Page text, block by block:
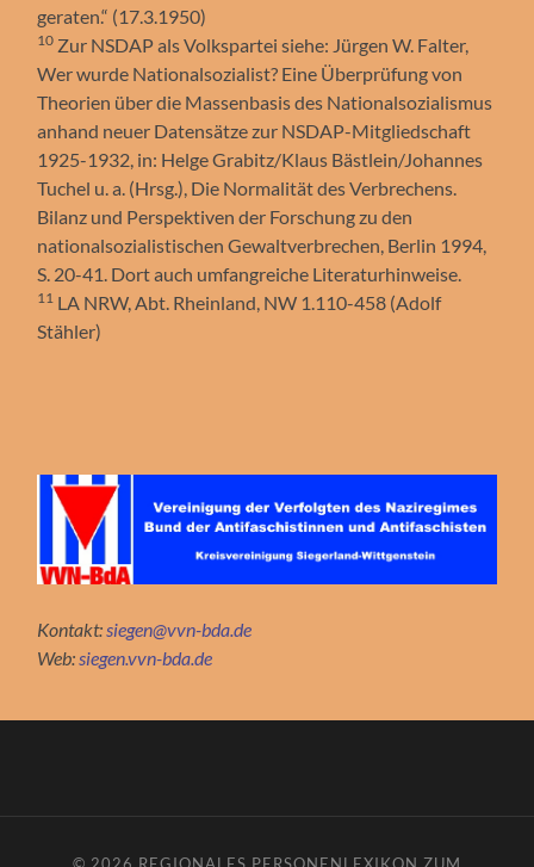
geraten.“ (17.3.1950)
10 Zur NSDAP als Volkspartei siehe: Jürgen W. Falter,
Wer wurde Nationalsozialist? Eine Überprüfung von
Theorien über die Massenbasis des Nationalsozialismus
anhand neuer Datensätze zur NSDAP-Mitgliedschaft
1925-1932, in: Helge Grabitz/Klaus Bästlein/Johannes
Tuchel u. a. (Hrsg.), Die Normalität des Verbrechens.
Bilanz und Perspektiven der Forschung zu den
nationalsozialistischen Gewaltverbrechen, Berlin 1994,
S. 20-41. Dort auch umfangreiche Literaturhinweise.
11 LA NRW, Abt. Rheinland, NW 1.110-458 (Adolf
Stähler)
Kontakt: siegen@vvn-bda.de
Web: siegen.vvn-bda.de
© 2026 REGIONALES PERSONENLEXIKON ZUM